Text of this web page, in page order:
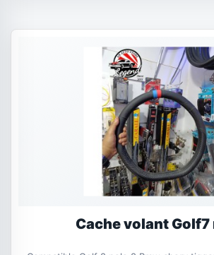
Cache volant Golf7